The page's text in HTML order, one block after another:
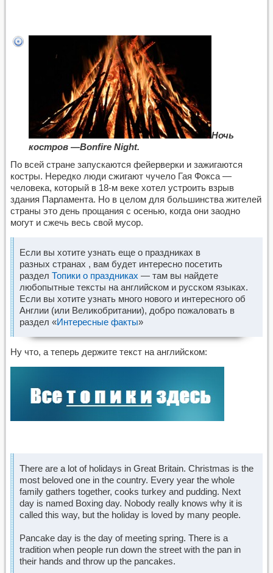
Ночь
костров —Bonfire Night.
По всей стране запускаются фейерверки и зажигаются
костры. Нередко люди сжигают чучело Гая Фокса —
человека, который в 18-м веке хотел устроить взрыв
здания Парламента. Но в целом для большинства жителей
страны это день прощания с осенью, когда они заодно
могут и сжечь весь свой мусор.
Если вы хотите узнать еще о праздниках в
разных странах , вам будет интересно посетить
раздел Топики о праздниках — там вы найдете
любопытные тексты на английском и русском языках.
Если вы хотите узнать много нового и интересного об
Англии (или Великобритании), добро пожаловать в
раздел «Интересные факты»
Ну что, а теперь держите текст на английском:
There are a lot of holidays in Great Britain. Christmas is the
most beloved one in the country. Every year the whole
family gathers together, cooks turkey and pudding. Next
day is named Boxing day. Nobody really knows why it is
called this way, but the holiday is loved by many people.
Pancake day is the day of meeting spring. There is a
tradition when people run down the street with the pan in
their hands and throw up the pancakes.